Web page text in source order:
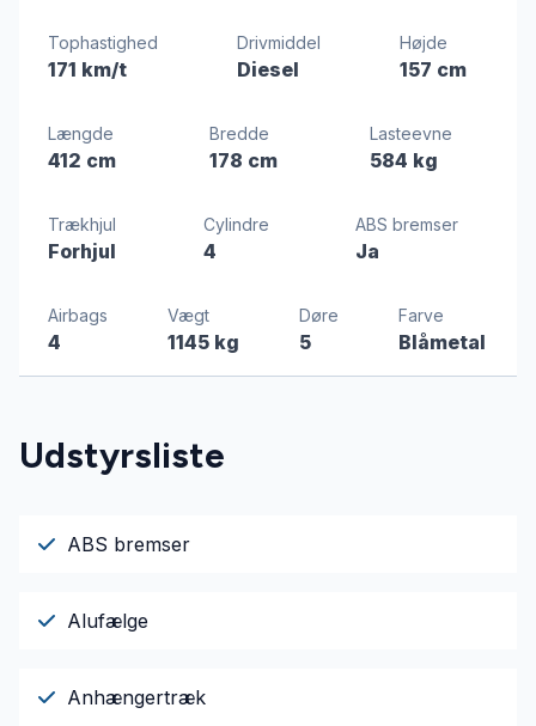
Tophastighed
171 km/t
Drivmiddel
Diesel
Højde
157 cm
Længde
412 cm
Bredde
178 cm
Lasteevne
584 kg
Trækhjul
Forhjul
Cylindre
4
ABS bremser
Ja
Airbags
4
Vægt
1145 kg
Døre
5
Farve
Blåmetal
Udstyrsliste
ABS bremser
Alufælge
Anhængertræk